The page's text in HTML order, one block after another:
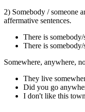
2) Somebody / someone
affermative sentences.
There is
There is
Somewhere, anywhere,
They live
Did you go
I don't like this